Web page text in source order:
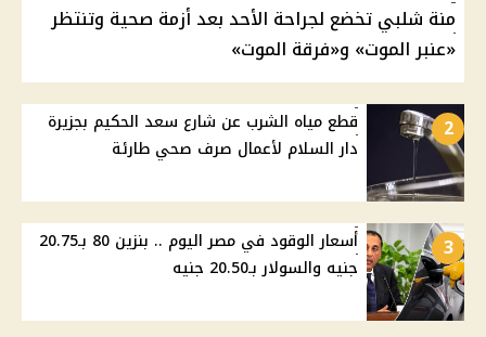
منة شلبي تخضع لجراحة الأحد بعد أزمة صحية وتنتظر
«عنبر الموت» و«فرقة الموت»
2
قطع مياه الشرب عن شارع سعد الحكيم بجزيرة
دار السلام لأعمال صرف صحي طارئة
3
أسعار الوقود في مصر اليوم .. بنزين 80 بـ20.75
جنيه والسولار بـ20.50 جنيه